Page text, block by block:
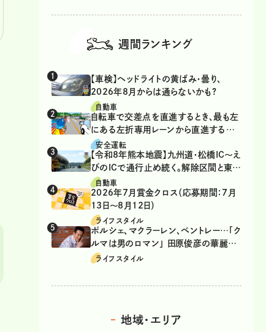
週間ランキング
【車検】ヘッドライトの黄ばみ・曇り、
2026年8月からは通らないかも?
自動車
自転車で交差点を直進するとき、最も左
にある左折専用レーンから直進するの
は、違反？
安全運転
【令和8年熊本地震】九州道・松橋IC～え
びのICで通行止め続く。解除区間と東九
州道の迂回ルート
自動車
2026年7月賞金クロス（応募期間：7月
13日～8月12日）
ライフスタイル
ポルシェ、マクラーレン、ベントレー…「ク
ルマは男のロマン」 田原俊彦の華麗な
る愛車遍歴
ライフスタイル
地域・エリア